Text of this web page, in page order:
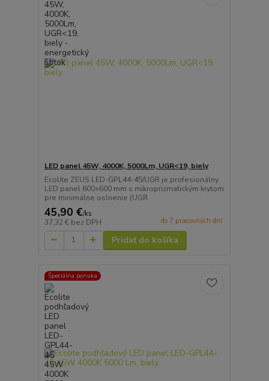
LED panel 45W, 4000K, 5000Lm, UGR<19, biely
Ecolite ZEUS LED-GPL44-45/UGR je profesionálny
LED panel 600×600 mm s mikroprizmatickým krytom
pre minimálne oslnenie (UGR
45,90 €/ks
37,32 € bez DPH do 7 pracovných dní
Pridať do košíka
Špeciálna ponuka